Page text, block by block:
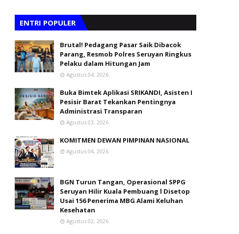
ENTRI POPULER
Brutal! Pedagang Pasar Saik Dibacok
Parang, Resmob Polres Seruyan Ringkus
Pelaku dalam Hitungan Jam
Agustus 04, 2026
Buka Bimtek Aplikasi SRIKANDI, Asisten I
Pesisir Barat Tekankan Pentingnya
Administrasi Transparan
Agustus 03, 2026
KOMITMEN DEWAN PIMPINAN NASIONAL
Agustus 04, 2026
BGN Turun Tangan, Operasional SPPG
Seruyan Hilir Kuala Pembuang l Disetop
Usai 156 Penerima MBG Alami Keluhan
Kesehatan
Agustus 02, 2026